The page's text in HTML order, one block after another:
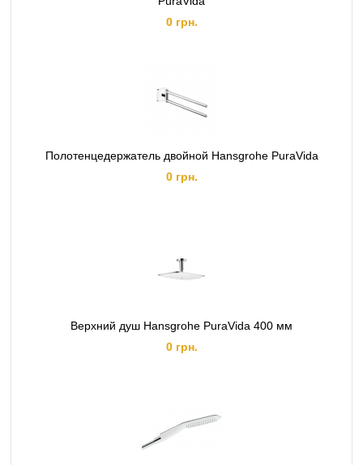
0 грн.
Полотенцедержатель двойной Hansgrohe PuraVida
0 грн.
Верхний душ Hansgrohe PuraVida 400 мм
0 грн.